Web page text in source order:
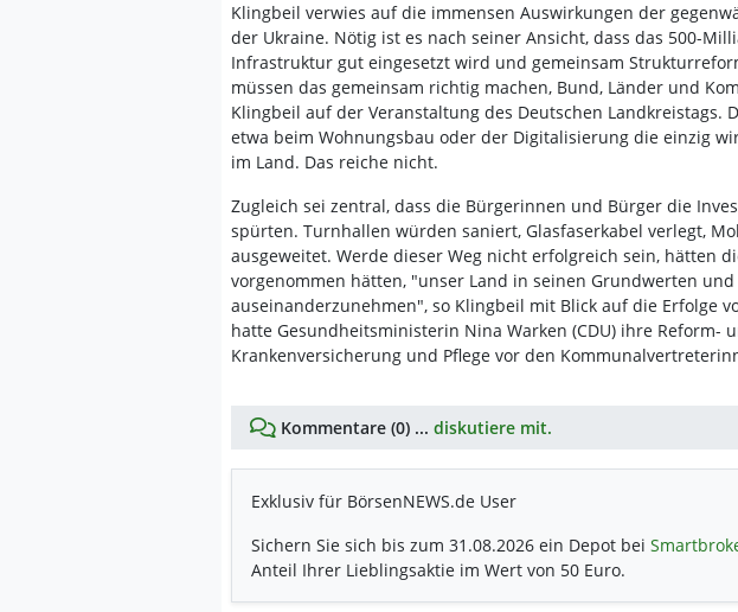
Klingbeil verwies auf die immensen Auswirkungen der
der Ukraine. Nötig ist es nach seiner Ansicht, dass das 500-
Infrastruktur gut eingesetzt wird und gemeinsam
müssen das gemeinsam richtig machen, Bund, Länder und
Klingbeil auf der Veranstaltung des Deutschen Landkreistags.
etwa beim Wohnungsbau oder der Digitalisierung die einzig
im Land. Das reiche nicht.
Zugleich sei zentral, dass die Bürgerinnen und Bürger die
spürten. Turnhallen würden saniert, Glasfaserkabel verlegt,
ausgeweitet. Werde dieser Weg nicht erfolgreich sein, hätten
vorgenommen hätten, "unser Land in seinen Grundwerten
auseinanderzunehmen", so Klingbeil mit Blick auf die Erfolge
hatte Gesundheitsministerin Nina Warken (CDU) ihre Reform-
Krankenversicherung und Pflege vor den
Kommentare (0) ... diskutiere mit.
Exklusiv für BörsenNEWS.de User
Sichern Sie sich bis zum 31.08.2026 ein Depot bei
Anteil Ihrer Lieblingsaktie im Wert von 50 Euro.